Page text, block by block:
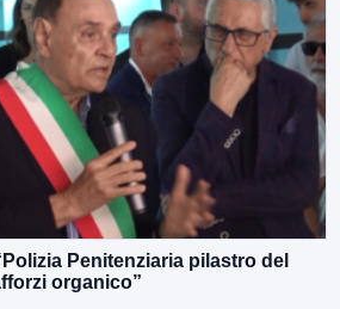
Penitenziaria pilastro del
organico”